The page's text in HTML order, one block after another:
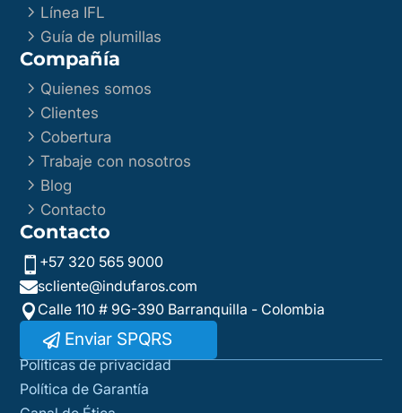
5 Línea IFL
5 Guía de plumillas
Compañía
5 Quienes somos
5 Clientes
5 Cobertura
5Trabaje con nosotros
5 Blog
5 Contacto
Contacto
 +57 320 565 9000
scliente@indufaros.com
 Calle 110 # 9G-390 Barranquilla - Colombia
Enviar SPQRS
Políticas de privacidad
Política de Garantía